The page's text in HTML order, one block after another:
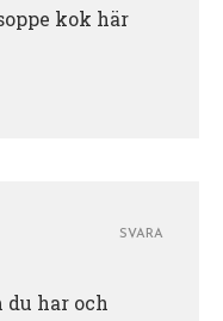
kok här
har och
SVARA